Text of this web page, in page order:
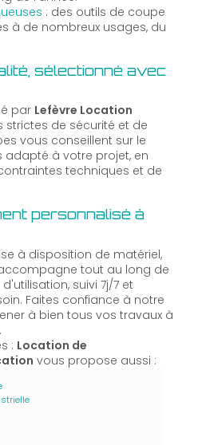
: des outils de coupe
à de nombreux usages, du
sélectionné avec
par Lefèvre Location
strictes de sécurité et de
vous conseillent sur le
adapté à votre projet, en
techniques et de
personnalisé à
à disposition de matériel,
tout au long de
suivi 7j/7 et
Faites confiance à notre
à bien tous vos travaux à
: Location de
vous propose aussi :